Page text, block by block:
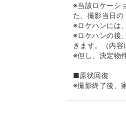
※当該ロケーシ
た、撮影当日の
※ロケハンには
※ロケハンの後
きます。（内
※但し、決定物
■原状回復
※撮影終了後、